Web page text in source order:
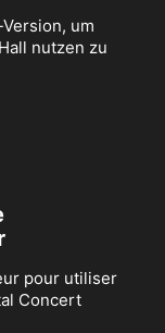
um
nutzen zu
pour utiliser
Concert